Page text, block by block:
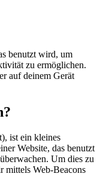
benutzt wird, um
zu ermöglichen.
auf deinem Gerät
ist ein kleines
Website, das benutzt
Um dies zu
mittels Web-Beacons